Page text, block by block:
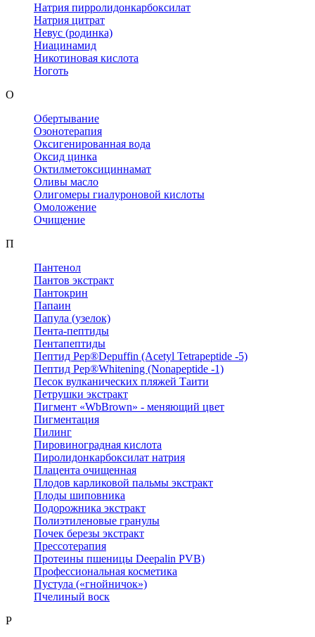
Натрия пирролидонкарбоксилат
Натрия цитрат
Невус (родинка)
Ниацинамид
Никотиновая кислота
Ноготь
О
Обертывание
Озонотерапия
Оксигенированная вода
Оксид цинка
Октилметоксициннамат
Оливы масло
Олигомеры гиалуроновой кислоты
Омоложение
Очищение
П
Пантенол
Пантов экстракт
Пантокрин
Папаин
Папула (узелок)
Пента-пептиды
Пентапептиды
Пептид Pep®Depuffin (Acetyl Tetrapeptide -5)
Пептид Pep®Whitening (Nonapeptide -1)
Песок вулканических пляжей Таити
Петрушки экстракт
Пигмент «WbBrown» - меняющий цвет
Пигментация
Пилинг
Пировиноградная кислота
Пиролидонкарбоксилат натрия
Плацента очищенная
Плодов карликовой пальмы экстракт
Плоды шиповника
Подорожника экстракт
Полиэтиленовые гранулы
Почек березы экстракт
Прессотерапия
Протеины пшеницы Deepalin PVB)
Профессиональная косметика
Пустула («гнойничок»)
Пчелиный воск
Р